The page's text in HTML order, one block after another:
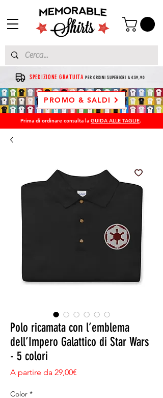
SPEDIZIONE GRATUITA PER ORDINI SUPERIORI A €39,90
PROMO & SALDI
Prima di ordinare consulta la GUIDA ALLE TAGLIE.
Polo ricamata con l’emblema
dell’Impero Galattico di Star Wars
- 5 colori
A partire da 29,00€
Color *